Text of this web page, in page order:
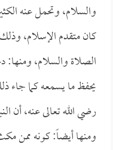
والسلام، وتحمل عنه
كان متقدم الإسلام،
الصلاة والسلام، ومنها:
يحفظ ما يسمعه كما
رضي الله تعالى عنه، أن
ومنها أيضاً: كونه ممن